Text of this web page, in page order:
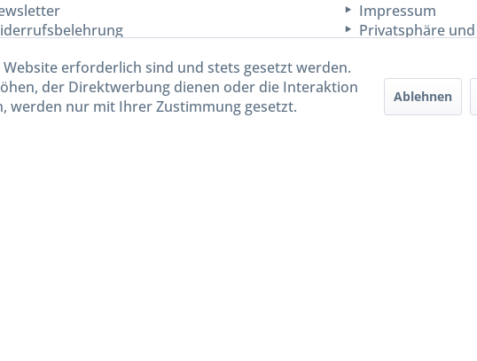
Impressum
Privatsphäre
erforderlich sind und stets gesetzt werden.
der Direktwerbung dienen oder die Interaktion
werden nur mit Ihrer Zustimmung gesetzt.
Ablehnen